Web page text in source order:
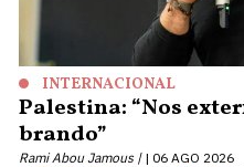
INTERNACIONAL
Palestina: “Nos
brando”
Rami Abou Jamous | 06 AGO 2026